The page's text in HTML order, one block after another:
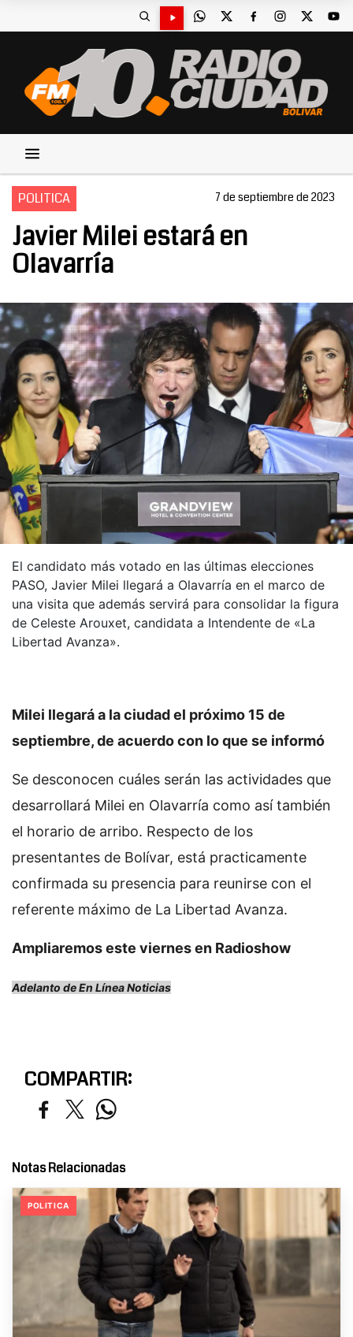
POLITICA 7 de septiembre de 2023
Javier Milei estará en
Olavarría
El candidato más votado en las últimas elecciones
PASO, Javier Milei llegará a Olavarría en el marco de
una visita que además servirá para consolidar la figura
de Celeste Arouxet, candidata a Intendente de «La
Libertad Avanza».
Milei llegará a la ciudad el próximo 15 de
septiembre, de acuerdo con lo que se informó
Se desconocen cuáles serán las actividades que
desarrollará Milei en Olavarría como así también
el horario de arribo. Respecto de los
presentantes de Bolívar, está practicamente
confirmada su presencia para reunirse con el
referente máximo de La Libertad Avanza.
Ampliaremos este viernes en Radioshow
Adelanto de En Línea Noticias
COMPARTIR:
Notas Relacionadas
POLITICA